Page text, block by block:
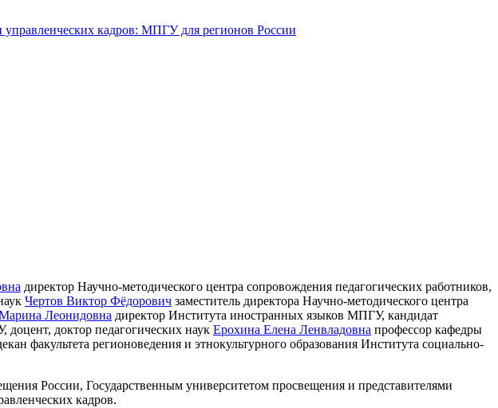
управленческих кадров: МПГУ для регионов России
директор Научно-методического центра сопровождения педагогических работников,
Чертов Виктор Фёдорович заместитель директора Научно-методического центра
Леонидовна директор Института иностранных языков МПГУ, кандидат
доктор педагогических наук Ерохина Елена Ленвладовна профессор кафедры
факультета регионоведения и этнокультурного образования Института социально-
России, Государственным университетом просвещения и представителями
кадров.